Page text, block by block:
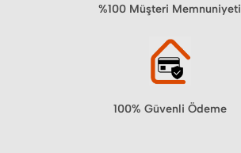
%100 Müşteri Memnuniyeti
100% Güvenli Ödeme